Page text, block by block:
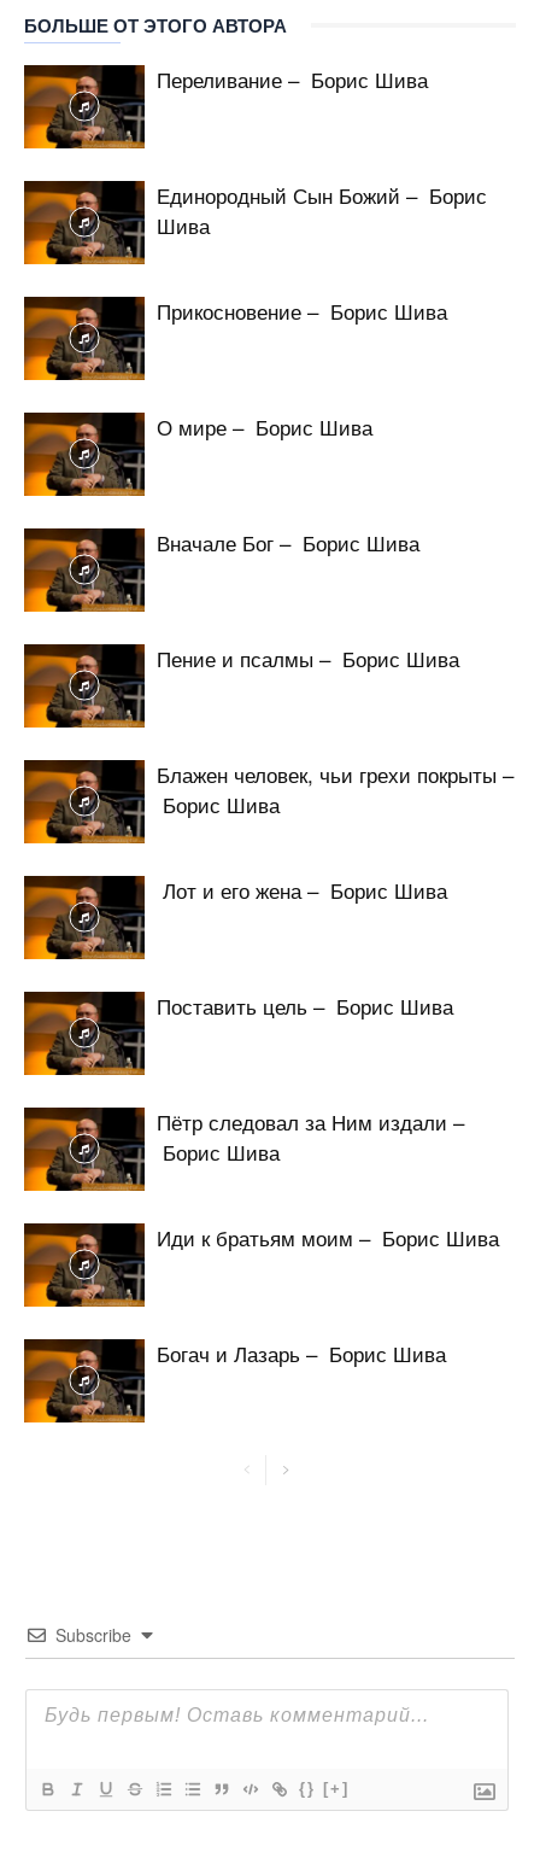
БОЛЬШЕ ОТ ЭТОГО АВТОРА
Переливание – Борис Шива
Единородный Сын Божий – Борис
Шива
Прикосновение – Борис Шива
О мире – Борис Шива
Вначале Бог – Борис Шива
Пение и псалмы – Борис Шива
Блажен человек, чьи грехи покрыты –
Борис Шива
Лот и его жена – Борис Шива
Поставить цель – Борис Шива
Пётр следовал за Ним издали –
Борис Шива
Иди к братьям моим – Борис Шива
Богач и Лазарь – Борис Шива
Subscribe
{} [+]